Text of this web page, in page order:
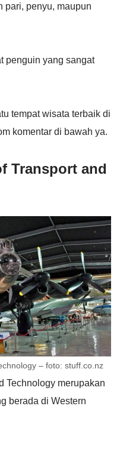
pari, penyu, maupun
penguin yang sangat
tempat wisata terbaik di
komentar di bawah ya.
Transport and
– foto: stuff.co.nz
Technology merupakan
berada di Western